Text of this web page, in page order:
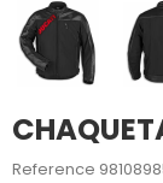
Reference